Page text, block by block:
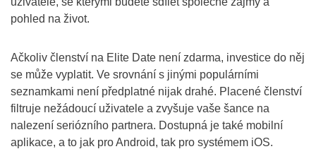
pohled na život.
Ačkoliv členství na Elite Date není zdarma, investice do něj
se může vyplatit. Ve srovnání s jinými populárními
seznamkami není předplatné nijak drahé. Placené členství
filtruje nežádoucí uživatele a zvyšuje vaše šance na
nalezení seriózního partnera. Dostupná je také mobilní
aplikace, a to jak pro Android, tak pro systémem iOS.